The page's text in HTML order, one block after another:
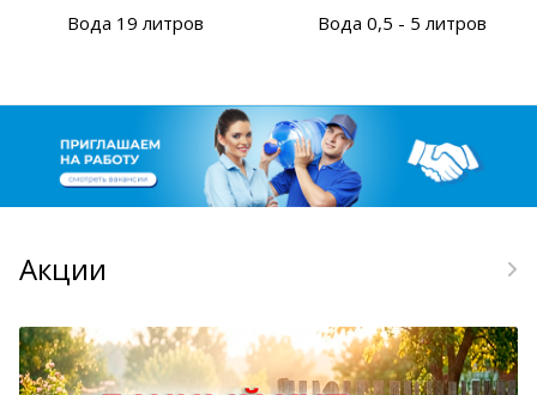
Вода 19 литров Вода 0,5 - 5 литров
Акции